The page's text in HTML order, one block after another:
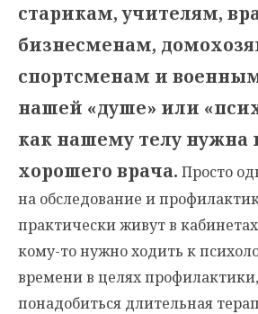
старикам, учителям,
бизнесменам,
спортсменам и
нашей «душе» или
как нашему телу
хорошего врача. Просто
на обследование и
практически живут в
кому-то нужно ходить к
времени в целях
понадобиться длительная